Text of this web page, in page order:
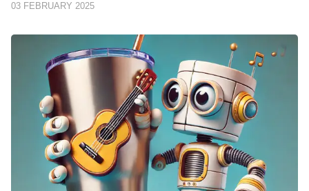
03 FEBRUARY 2025